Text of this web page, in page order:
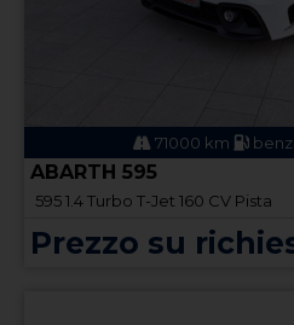
71000 km
ABARTH 595
595 1.4 Turbo T-Jet 160 CV Pista
Prezzo su